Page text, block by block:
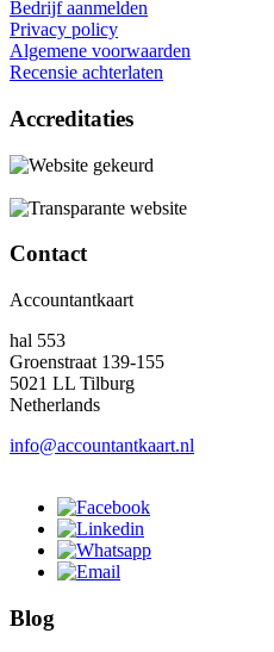
Bedrijf aanmelden
Privacy policy
Algemene voorwaarden
Recensie achterlaten
Accreditaties
Contact
Accountantkaart
hal 553
Groenstraat 139-155
5021 LL Tilburg
Netherlands
info@accountantkaart.nl
Blog